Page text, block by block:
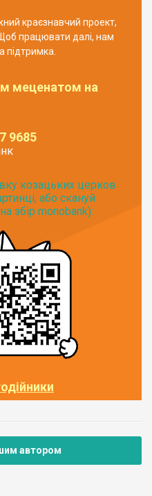
краєзнавчий проект,
працювати далі, нам
підтримка.
меценатом на
9685
козацьких церков
або скануй
збір monobank):
автором